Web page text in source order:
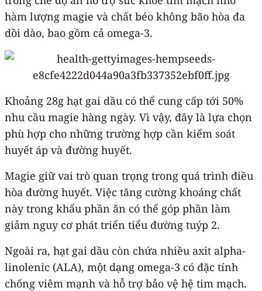
hàm lượng magie và chất béo không bão hòa đa
dồi dào, bao gồm cả omega-3.
Khoảng 28g hạt gai dầu có thể cung cấp tới 50%
nhu cầu magie hàng ngày. Vì vậy, đây là lựa chọn
phù hợp cho những trường hợp cần kiểm soát
huyết áp và đường huyết.
Magie giữ vai trò quan trọng trong quá trình điều
hòa đường huyết. Việc tăng cường khoáng chất
này trong khẩu phần ăn có thể góp phần làm
giảm nguy cơ phát triển tiểu đường tuýp 2.
Ngoài ra, hạt gai dầu còn chứa nhiều axit alpha-
linolenic (ALA), một dạng omega-3 có đặc tính
chống viêm mạnh và hỗ trợ bảo vệ hệ tim mạch.